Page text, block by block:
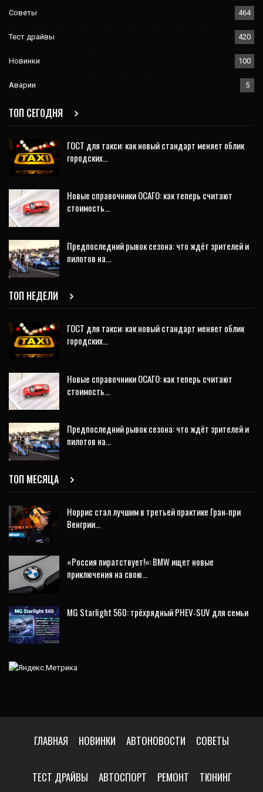
Советы 464
Тест драйвы 420
Новинки 100
Аварии 5
ТОП СЕГОДНЯ
ГОСТ для такси: как новый стандарт меняет облик
городских…
Новые справочники ОСАГО: как теперь считают
стоимость…
Предпоследний рывок сезона: что ждёт зрителей и
пилотов на…
ТОП НЕДЕЛИ
ГОСТ для такси: как новый стандарт меняет облик
городских…
Новые справочники ОСАГО: как теперь считают
стоимость…
Предпоследний рывок сезона: что ждёт зрителей и
пилотов на…
ТОП МЕСЯЦА
Норрис стал лучшим в третьей практике Гран‑при
Венгрии…
«Россия пиратствует!»: BMW ищет новые
приключения на свою…
MG Starlight 560: трёхрядный PHEV‑SUV для семьи
ГЛАВНАЯ НОВИНКИ АВТОНОВОСТИ СОВЕТЫ
ТЕСТ ДРАЙВЫ АВТОСПОРТ РЕМОНТ ТЮНИНГ